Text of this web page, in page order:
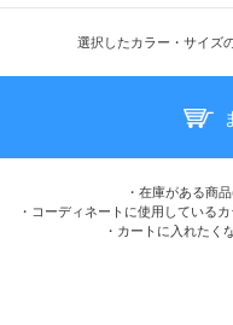
選択したカラー・サイズ
・在庫がある商
・コーディネートに使用している
・カートに入れたく